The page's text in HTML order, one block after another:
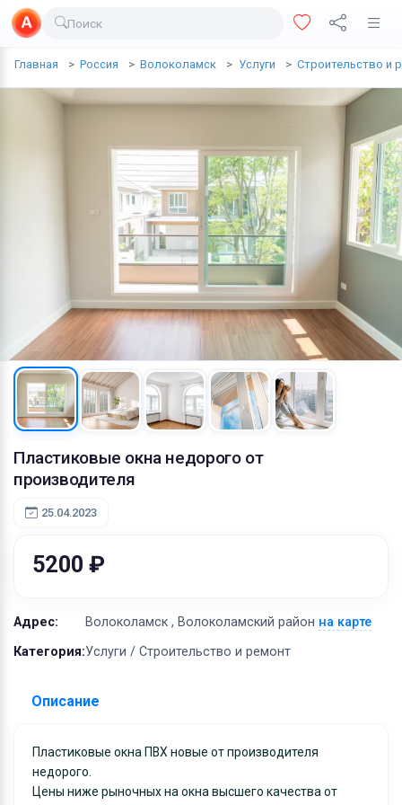
Поиск
Главная Россия Волоколамск Услуги Строительство и
Пластиковые окна недорого от
производителя
25.04.2023
5200 ₽
Адрес: Волоколамск , Волоколамский район на карте
Категория:Услуги / Строительство и ремонт
Описание
Пластиковые окна ПВХ новые от производителя
недорого.
Цены ниже рыночных на окна высшего качества от
Доставка еды
Транспорт
Личные вещи
Одежда и обувь
Электроника
Все для дома
Хобби и отдых
Животные
Оборудование